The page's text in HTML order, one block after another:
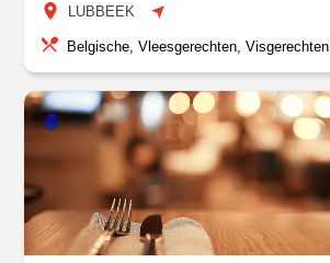
LUBBEEK
Belgische, Vleesgerechten, Visgerechten